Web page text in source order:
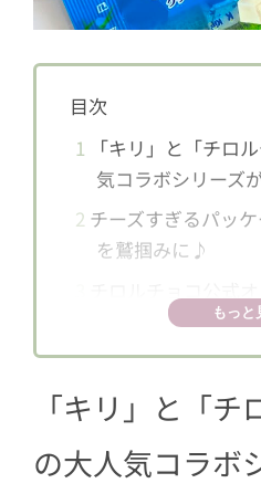
目次
1
「キリ」と「チロ
気コラボシリーズ
2 チーズすぎるパッ
を鷲掴みに♪
でもキャンペー
4どこで売ってる？
T！
もっと
「キリ」と「
の大人気コラボ